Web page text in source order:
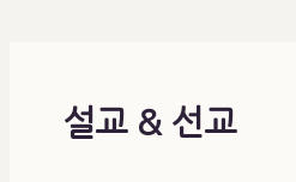
설교 & 선교